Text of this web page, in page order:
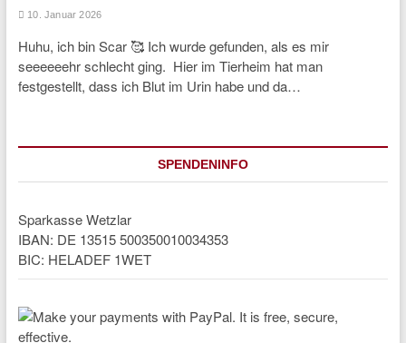
10. Januar 2026
Huhu, ich bin Scar 🥰 Ich wurde gefunden, als es mir
seeeeeehr schlecht ging. Hier im Tierheim hat man
festgestellt, dass ich Blut im Urin habe und da…
SPENDENINFO
Sparkasse Wetzlar
IBAN: DE 13515 500350010034353
BIC: HELADEF 1WET